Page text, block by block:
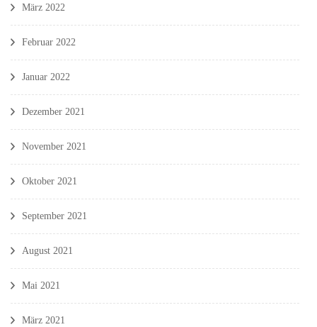
März 2022
Februar 2022
Januar 2022
Dezember 2021
November 2021
Oktober 2021
September 2021
August 2021
Mai 2021
März 2021